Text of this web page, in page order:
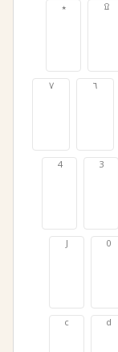
۩ ٭
٦ ٧
3
4
0
J
d
c